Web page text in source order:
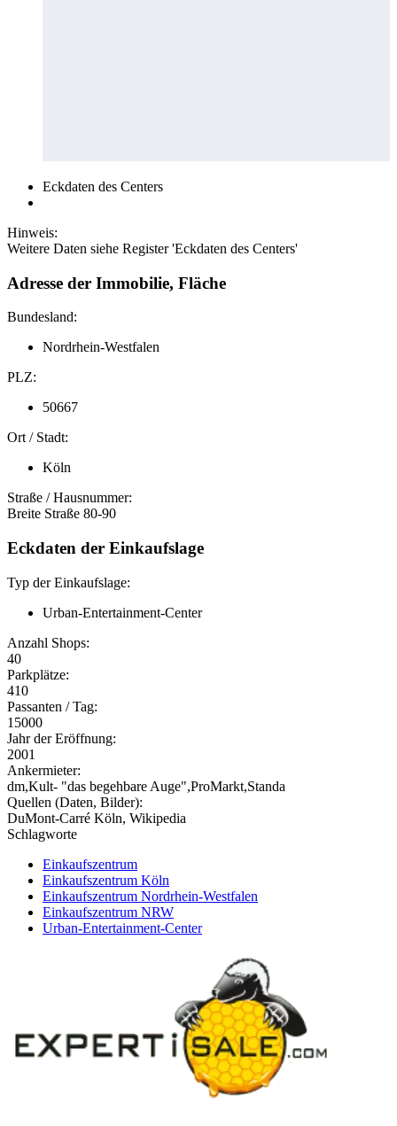
Eckdaten des Centers
Hinweis:
Weitere Daten siehe Register 'Eckdaten des Centers'
Adresse der Immobilie, Fläche
Bundesland:
Nordrhein-Westfalen
PLZ:
50667
Ort / Stadt:
Köln
Straße / Hausnummer:
Breite Straße 80-90
Eckdaten der Einkaufslage
Typ der Einkaufslage:
Urban-Entertainment-Center
Anzahl Shops:
40
Parkplätze:
410
Passanten / Tag:
15000
Jahr der Eröffnung:
2001
Ankermieter:
dm,Kult- "das begehbare Auge",ProMarkt,Standa
Quellen (Daten, Bilder):
DuMont-Carré Köln, Wikipedia
Schlagworte
Einkaufszentrum
Einkaufszentrum Köln
Einkaufszentrum Nordrhein-Westfalen
Einkaufszentrum NRW
Urban-Entertainment-Center